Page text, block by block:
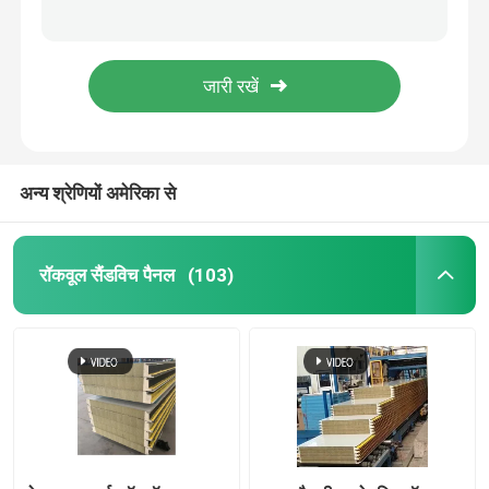
ध्वनिक सैंडविच पैनल
धातु क्लैडिंग पैनल
छिद्रित धातु की चादर
स्टील फ़्लोर डेकिंग
0.3-3 मिमी स्टील छिद्रित एल्यूमीनियम प्लेट एएसटीएम मानक
अन्य श्रेणियों अमेरिका से
रॉकवूल सैंडविच पैनल (103)